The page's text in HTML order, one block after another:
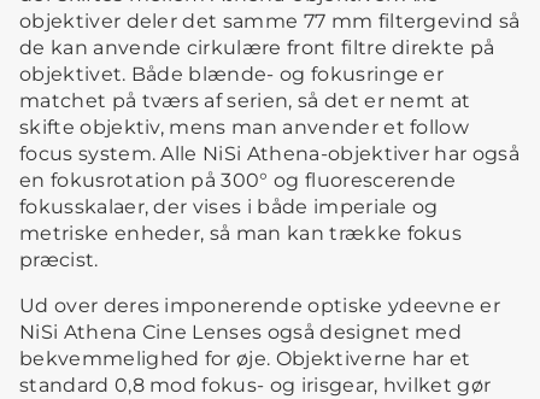
objektiver deler det samme 77 mm filtergevind så
de kan anvende cirkulære front filtre direkte på
objektivet. Både blænde- og fokusringe er
matchet på tværs af serien, så det er nemt at
skifte objektiv, mens man anvender et follow
focus system. Alle NiSi Athena-objektiver har også
en fokusrotation på 300° og fluorescerende
fokusskalaer, der vises i både imperiale og
metriske enheder, så man kan trække fokus
præcist.
Ud over deres imponerende optiske ydeevne er
NiSi Athena Cine Lenses også designet med
bekvemmelighed for øje. Objektiverne har et
standard 0,8 mod fokus- og irisgear, hvilket gør